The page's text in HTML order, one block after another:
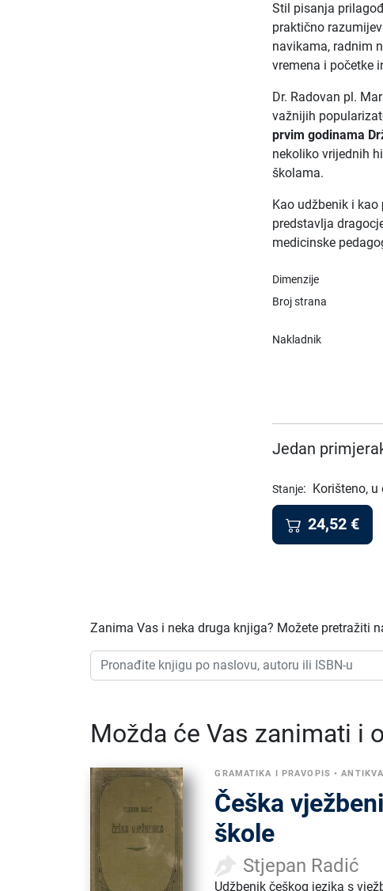
Stil pisanja
praktično
navikama, radnim
vremena i početke
Dr. Radovan pl.
važnijih
prvim godinama
nekoliko vrijednih
školama.
Kao udžbenik i kao
predstavlja
medicinske
Dimenzije
Broj strana
Nakladnik
Jedan
Stanje: Korišteno,
24,52 €
Zanima Vas i neka druga knjiga? Možete pretražiti
Možda će Vas zanimati i
GRAMATIKA I PRAVOPIS •
Češka
škole
Stjepan Radić
Udžbenik češkog jezika s